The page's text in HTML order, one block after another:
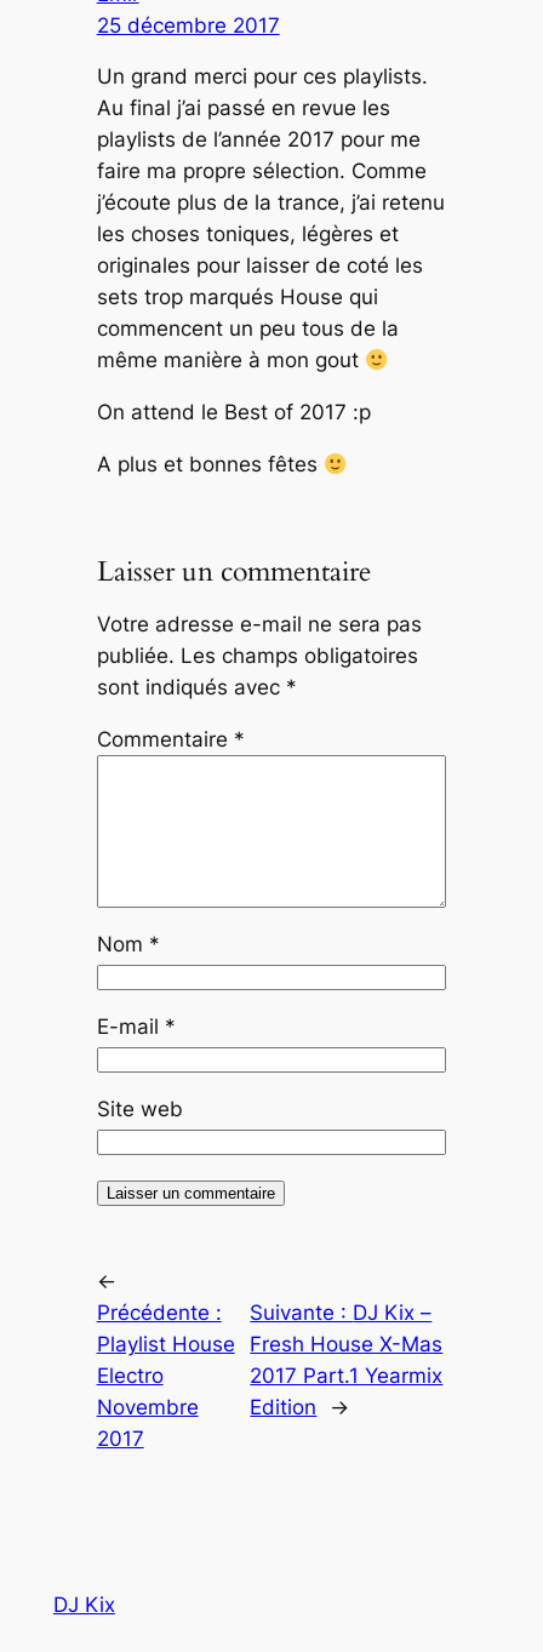
25 décembre 2017
Un grand merci pour ces playlists.
Au final j’ai passé en revue les
playlists de l’année 2017 pour me
faire ma propre sélection. Comme
j’écoute plus de la trance, j’ai retenu
les choses toniques, légères et
originales pour laisser de coté les
sets trop marqués House qui
commencent un peu tous de la
même manière à mon gout
On attend le Best of 2017 :p
A plus et bonnes fêtes
Laisser un commentaire
Votre adresse e-mail ne sera pas
publiée. Les champs obligatoires
sont indiqués avec *
Commentaire *
Nom *
E-mail *
Site web
←
Précédente :
Playlist House
Electro
Novembre
2017
Suivante : DJ Kix –
Fresh House X-Mas
2017 Part.1 Yearmix
Edition
→
DJ Kix